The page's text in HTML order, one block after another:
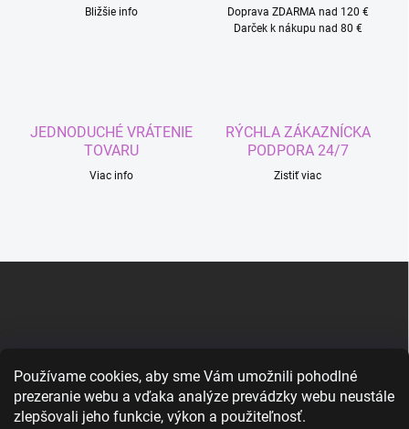
Používame cookies, aby sme Vám umožnili pohodlné
prezeranie webu a vďaka analýze prevádzky webu neustále
zlepšovali jeho funkcie, výkon a použiteľnosť.
Bližšie info
Doprava ZDARMA nad 120 €
Darček k nákupu nad 80 €
JEDNODUCHÉ VRÁTENIE
TOVARU
Viac info
RÝCHLA ZÁKAZNÍCKA
PODPORA 24/7
Zistiť viac
DÔLEŽITÉ INFORMÁCIE
Často kladené otázky